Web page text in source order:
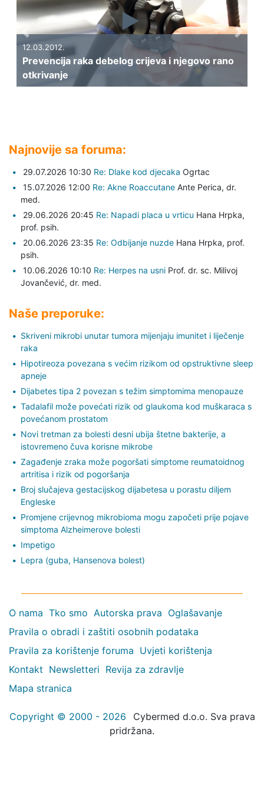
12.03.2012.
Prevencija raka debelog crijeva i njegovo rano
otkrivanje
Previous Next
Najnovije sa foruma:
29.07.2026 10:30 Re: Dlake kod djecaka Ogrtac
15.07.2026 12:00 Re: Akne Roaccutane Ante Perica, dr.
med.
29.06.2026 20:45 Re: Napadi placa u vrticu Hana Hrpka,
prof. psih.
20.06.2026 23:35 Re: Odbijanje nuzde Hana Hrpka, prof.
psih.
10.06.2026 10:10 Re: Herpes na usni Prof. dr. sc. Milivoj
Jovančević, dr. med.
Naše preporuke:
Skriveni mikrobi unutar tumora mijenjaju imunitet i liječenje
raka
Hipotireoza povezana s većim rizikom od opstruktivne sleep
apneje
Dijabetes tipa 2 povezan s težim simptomima menopauze
Tadalafil može povećati rizik od glaukoma kod muškaraca s
povećanom prostatom
Novi tretman za bolesti desni ubija štetne bakterije, a
istovremeno čuva korisne mikrobe
Zagađenje zraka može pogoršati simptome reumatoidnog
artritisa i rizik od pogoršanja
Broj slučajeva gestacijskog dijabetesa u porastu diljem
Engleske
Promjene crijevnog mikrobioma mogu započeti prije pojave
simptoma Alzheimerove bolesti
Impetigo
Lepra (guba, Hansenova bolest)
O nama Tko smo Autorska prava Oglašavanje
Pravila o obradi i zaštiti osobnih podataka
Pravila za korištenje foruma Uvjeti korištenja
Kontakt Newsletteri Revija za zdravlje
Mapa stranica
Copyright © 2000 - 2026
Cybermed d.o.o. Sva prava
pridržana.